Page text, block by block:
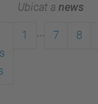
Ubicat a news
1 7 8